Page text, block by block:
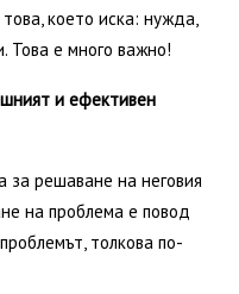
което иска: нужда,
Това е много важно!
и ефективен
за решаване на неговия
на проблема е повод
толкова по-